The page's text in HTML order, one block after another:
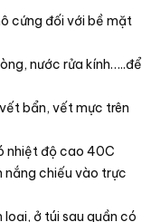
cứng đối với bề mặt
nước rửa kính…..để
bẩn, vết mực trên
nhiệt độ cao 40C
nắng chiếu vào trực
ở túi sau quần có